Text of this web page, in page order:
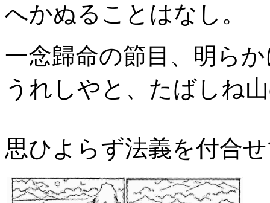
へかぬることはなし。
一念歸命の節目、明ら
うれしやと、 たばしね
思ひよらず法義を付合